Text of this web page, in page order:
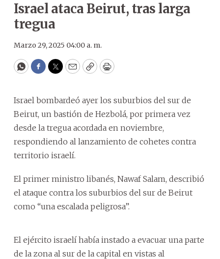
Israel ataca Beirut, tras larga
tregua
Marzo 29, 2025 04:00 a. m.
WhatsApp
Facebook
Twitter
EmailCopyPrint
Israel bombardeó ayer los suburbios del sur de
Beirut, un bastión de Hezbolá, por primera vez
desde la tregua acordada en noviembre,
respondiendo al lanzamiento de cohetes contra
territorio israelí.
El primer ministro libanés, Nawaf Salam, describió
el ataque contra los suburbios del sur de Beirut
como “una escalada peligrosa”.
El ejército israelí había instado a evacuar una parte
de la zona al sur de la capital en vistas al